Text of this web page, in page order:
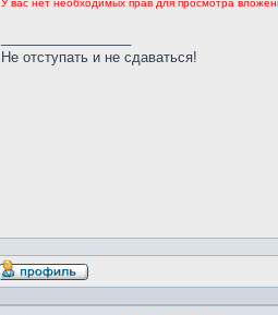
У вас нет необходимых прав для просмотра
Не отступать и не сдаваться!